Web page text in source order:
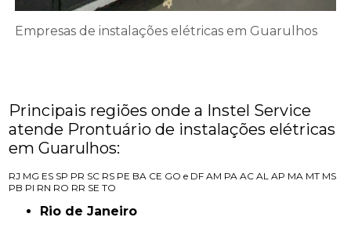
Empresas de instalações elétricas em Guarulhos
Principais regiões onde a Instel Service
atende Prontuário de instalações elétricas
em Guarulhos:
RJ MG ES SP PR SC RS PE BA CE GO e DF AM PA AC AL AP MA MT MS
PB PI RN RO RR SE TO
Rio de Janeiro